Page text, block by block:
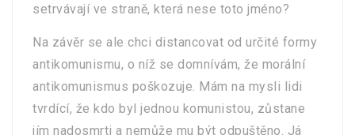
setrvávají ve straně, která nese toto jméno?
Na závěr se ale chci distancovat od určité formy
antikomunismu, o níž se domnívám, že morální
antikomunismus poškozuje. Mám na mysli lidi
tvrdící, že kdo byl jednou komunistou, zůstane
jím nadosmrti a nemůže mu být odpuštěno. Já